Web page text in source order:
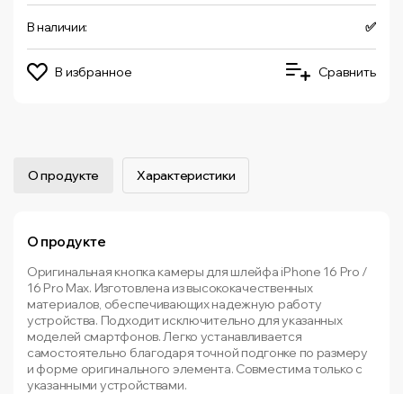
В наличии: ✅
В избранное Сравнить
О продукте Характеристики
О продукте
Оригинальная кнопка камеры для шлейфа iPhone 16 Pro /
16 Pro Max. Изготовлена из высококачественных
материалов, обеспечивающих надежную работу
устройства. Подходит исключительно для указанных
моделей смартфонов. Легко устанавливается
самостоятельно благодаря точной подгонке по размеру
и форме оригинального элемента. Совместима только с
указанными устройствами.